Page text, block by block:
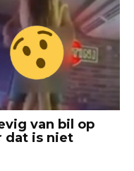
van bil op
dat is niet